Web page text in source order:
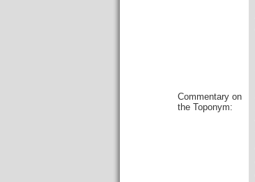
Commentary on
the Toponym: